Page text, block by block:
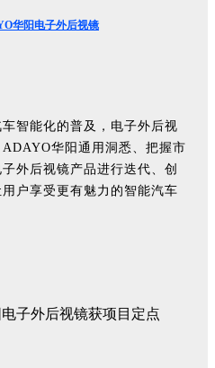
华阳电子外后视镜
智能化的普及，电子外后视
华阳通用洞悉、把握市
外后视镜产品进行迭代、创
户享受更有魅力的智能汽车